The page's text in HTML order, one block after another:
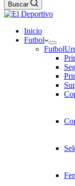
Buscar
Inicio
Futbol
Futbol